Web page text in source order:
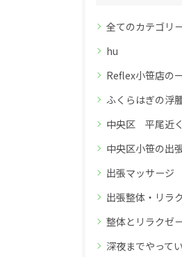
全てのカテゴリ
hu
Reflex小笹店の
ふくらはぎの浮
中央区 平尾近く
中央区小笹の出
出張マッサージ
出張整体・リラ
整体とリラクゼーション 癒し
深夜までやってい